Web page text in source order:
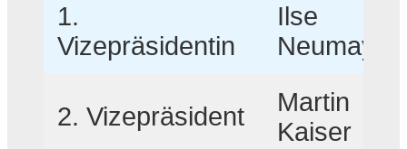
1.
Vizepräsidentin
Ilse
Neumayer
2. Vizepräsident
Martin
Kaiser